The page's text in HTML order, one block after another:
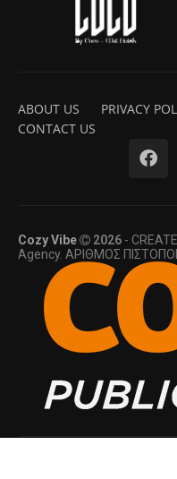
ABOUT US PRIVACY
CONTACT US
Cozy Vibe 2026 -
Agency. ΑΡΙΘΜΟΣ